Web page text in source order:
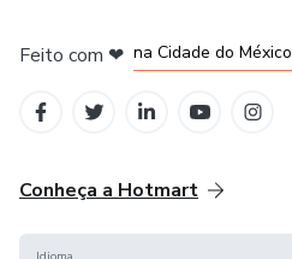
Feito com ❤ na Cidade do México
Conheça a Hotmart